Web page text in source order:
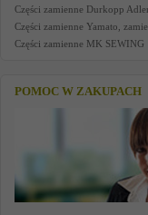
Części zamienne Durkopp
Części zamienne Yamato,
Części zamienne MK SEWING
POMOC W ZAKUPACH